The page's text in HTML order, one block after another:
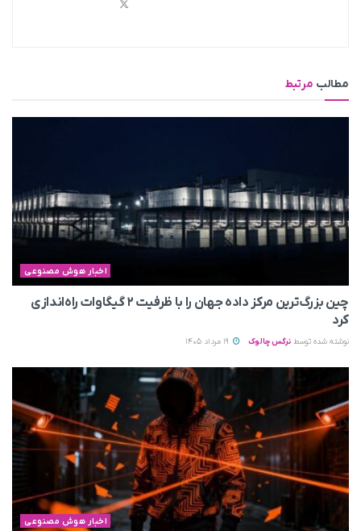
مطالب مرتبط
اخبار هوش مصنوعی
چین بزرگ‌ترین مرکز داده جهان را با ظرفیت ۲ گیگاوات راه‌اندازی
کرد
نوشته شده توسط نرگس چالوک
اخبار هوش مصنوعی